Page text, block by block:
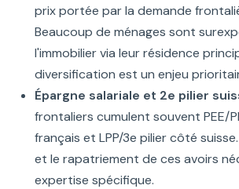
prix portée par la demande
Beaucoup de ménages sont
l'immobilier via leur résidence
diversification est un enjeu
Épargne salariale et 2e pilier
frontaliers cumulent souvent PEE/
français et LPP/3e pilier côté
et le rapatriement de ces avoirs
expertise spécifique.